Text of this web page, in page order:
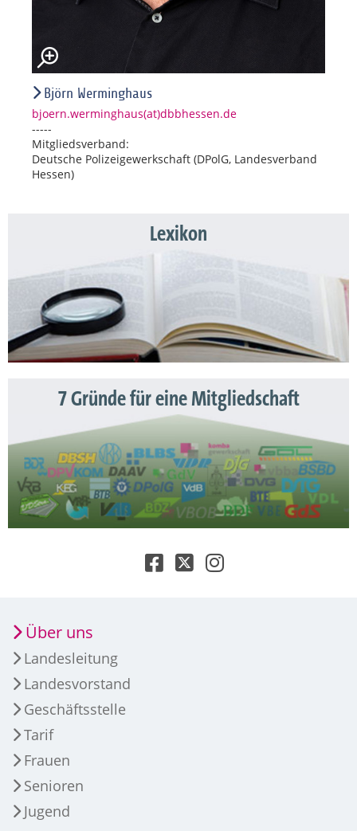
Björn Werminghaus
bjoern.werminghaus(at)dbbhessen.de
-----
Mitgliedsverband:
Deutsche Polizeigewerkschaft (DPolG, Landesverband
Hessen)
Lexikon
7 Gründe für eine Mitgliedschaft
Über uns
Landesleitung
Landesvorstand
Geschäftsstelle
Tarif
Frauen
Senioren
Jugend